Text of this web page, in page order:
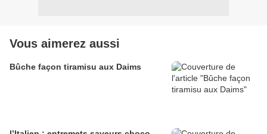
Vous aimerez aussi
Bûche façon tiramisu aux Daims